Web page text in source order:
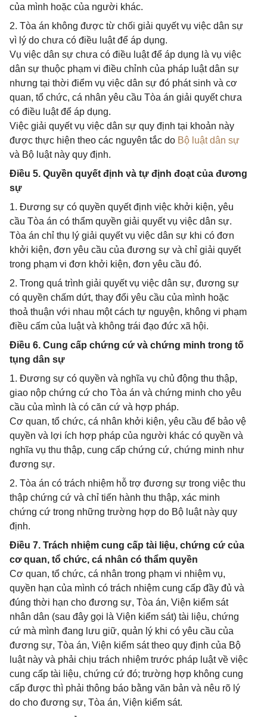
của mình hoặc của người khác.
2. Tòa án không được từ chối giải quyết vụ việc dân sự
vì lý do chưa có điều luật để áp dụng.
Vụ việc dân sự chưa có điều luật để áp dụng là vụ việc
dân sự thuộc phạm vi điều chỉnh của pháp luật dân sự
nhưng tại thời điểm vụ việc dân sự đó phát sinh và cơ
quan, tổ chức, cá nhân yêu cầu Tòa án giải quyết chưa
có điều luật để áp dụng.
Việc giải quyết vụ việc dân sự quy định tại khoản này
được thực hiện theo các nguyên tắc do Bộ luật dân sự
và Bộ luật này quy định.
Điều 5. Quyền quyết định và tự định đoạt của đương
sự
1. Đương sự có quyền quyết định việc khởi kiện, yêu
cầu Tòa án có thẩm quyền giải quyết vụ việc dân sự.
Tòa án chỉ thụ lý giải quyết vụ việc dân sự khi có đơn
khởi kiện, đơn yêu cầu của đương sự và chỉ giải quyết
trong phạm vi đơn khởi kiện, đơn yêu cầu đó.
2. Trong quá trình giải quyết vụ việc dân sự, đương sự
có quyền chấm dứt, thay đổi yêu cầu của mình hoặc
thoả thuận với nhau một cách tự nguyện, không vi phạm
điều cấm của luật và không trái đạo đức xã hội.
Điều 6. Cung cấp chứng cứ và chứng minh trong tố
tụng dân sự
1. Đương sự có quyền và nghĩa vụ chủ động thu thập,
giao nộp chứng cứ cho Tòa án và chứng minh cho yêu
cầu của mình là có căn cứ và hợp pháp.
Cơ quan, tổ chức, cá nhân khởi kiện, yêu cầu để bảo vệ
quyền và lợi ích hợp pháp của người khác có quyền và
nghĩa vụ thu thập, cung cấp chứng cứ, chứng minh như
đương sự.
2. Tòa án có trách nhiệm hỗ trợ đương sự trong việc thu
thập chứng cứ và chỉ tiến hành thu thập, xác minh
chứng cứ trong những trường hợp do Bộ luật này quy
định.
Điều 7. Trách nhiệm cung cấp tài liệu, chứng cứ của
cơ quan, tổ chức, cá nhân có thẩm quyền
Cơ quan, tổ chức, cá nhân trong phạm vi nhiệm vụ,
quyền hạn của mình có trách nhiệm cung cấp đầy đủ và
đúng thời hạn cho đương sự, Tòa án, Viện kiểm sát
nhân dân (sau đây gọi là Viện kiểm sát) tài liệu, chứng
cứ mà mình đang lưu giữ, quản lý khi có yêu cầu của
đương sự, Tòa án, Viện kiểm sát theo quy định của Bộ
luật này và phải chịu trách nhiệm trước pháp luật về việc
cung cấp tài liệu, chứng cứ đó; trường hợp không cung
cấp được thì phải thông báo bằng văn bản và nêu rõ lý
do cho đương sự, Tòa án, Viện kiểm sát.